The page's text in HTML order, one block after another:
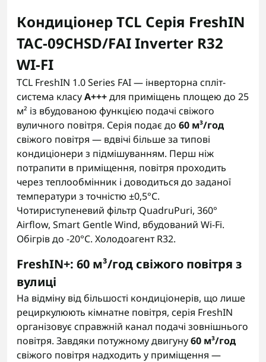
Кондиціонер TCL Серія FreshIN
TAC-09CHSD/FAI Inverter R32
WI-FI
TCL FreshIN 1.0 Series FAI — інверторна спліт-
система класуA+++для приміщень площею до 25
м² із вбудованою функцією подачі свіжого
вуличного повітря. Серія подає до 60 м³/год
свіжого повітря — вдвічі більше за типові
кондиціонери з підмішуванням. Перш ніж
потрапити в приміщення, повітря проходить
через теплообмінник і доводиться до заданої
температури з точністю ±0,5°C.
Чотириступеневий фільтр QuadruPuri, 360°
Airflow, Smart Gentle Wind, вбудований Wi-Fi.
Обігрів до -20°C. Холодоагент R32.
FreshIN+: 60 м³/год свіжого повітря з
вулиці
На відміну від більшості кондиціонерів, що лише
рециркулюють кімнатне повітря, серія FreshIN
організовує справжній канал подачі зовнішнього
повітря. Завдяки потужному двигуну60 м³/год
свіжого повітря надходить у приміщення —